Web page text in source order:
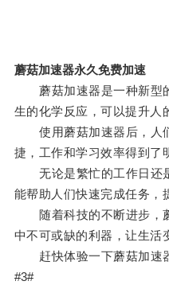
蘑菇加速器永久免费加速
蘑菇加速器是一种新型
生的化学反应，可以提升人
使用蘑菇加速器后，人
捷，工作和学习效率得到了
无论是繁忙的工作日还
能帮助人们快速完成任务，
随着科技的不断进步，
中不可或缺的利器，让生活
赶快体验一下蘑菇加速器
#3#